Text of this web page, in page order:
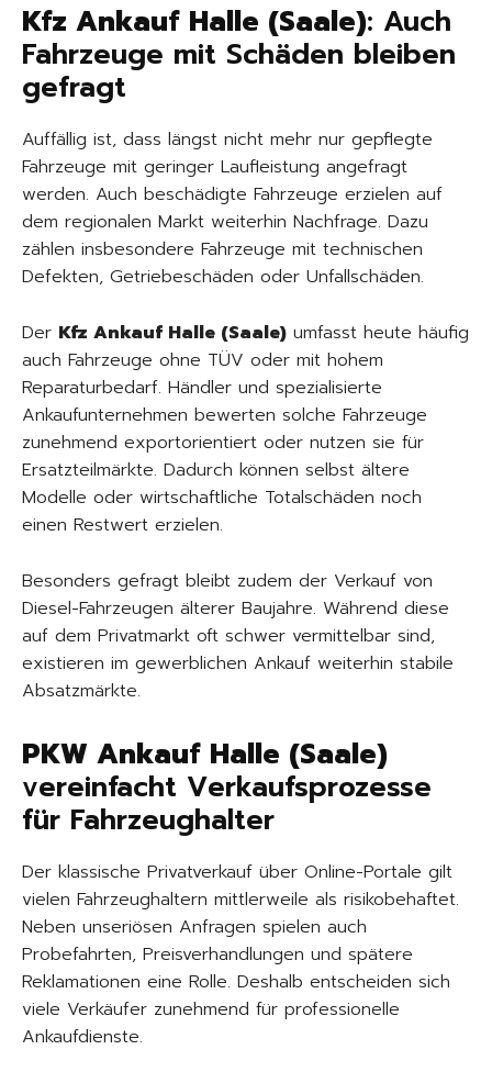
Kfz Ankauf Halle (Saale): Auch
Fahrzeuge mit Schäden bleiben
gefragt
Auffällig ist, dass längst nicht mehr nur gepflegte
Fahrzeuge mit geringer Laufleistung angefragt
werden. Auch beschädigte Fahrzeuge erzielen auf
dem regionalen Markt weiterhin Nachfrage. Dazu
zählen insbesondere Fahrzeuge mit technischen
Defekten, Getriebeschäden oder Unfallschäden.
Der Kfz Ankauf Halle (Saale) umfasst heute häufig
auch Fahrzeuge ohne TÜV oder mit hohem
Reparaturbedarf. Händler und spezialisierte
Ankaufunternehmen bewerten solche Fahrzeuge
zunehmend exportorientiert oder nutzen sie für
Ersatzteilmärkte. Dadurch können selbst ältere
Modelle oder wirtschaftliche Totalschäden noch
einen Restwert erzielen.
Besonders gefragt bleibt zudem der Verkauf von
Diesel-Fahrzeugen älterer Baujahre. Während diese
auf dem Privatmarkt oft schwer vermittelbar sind,
existieren im gewerblichen Ankauf weiterhin stabile
Absatzmärkte.
PKW Ankauf Halle (Saale)
vereinfacht Verkaufsprozesse
für Fahrzeughalter
Der klassische Privatverkauf über Online-Portale gilt
vielen Fahrzeughaltern mittlerweile als risikobehaftet.
Neben unseriösen Anfragen spielen auch
Probefahrten, Preisverhandlungen und spätere
Reklamationen eine Rolle. Deshalb entscheiden sich
viele Verkäufer zunehmend für professionelle
Ankaufdienste.